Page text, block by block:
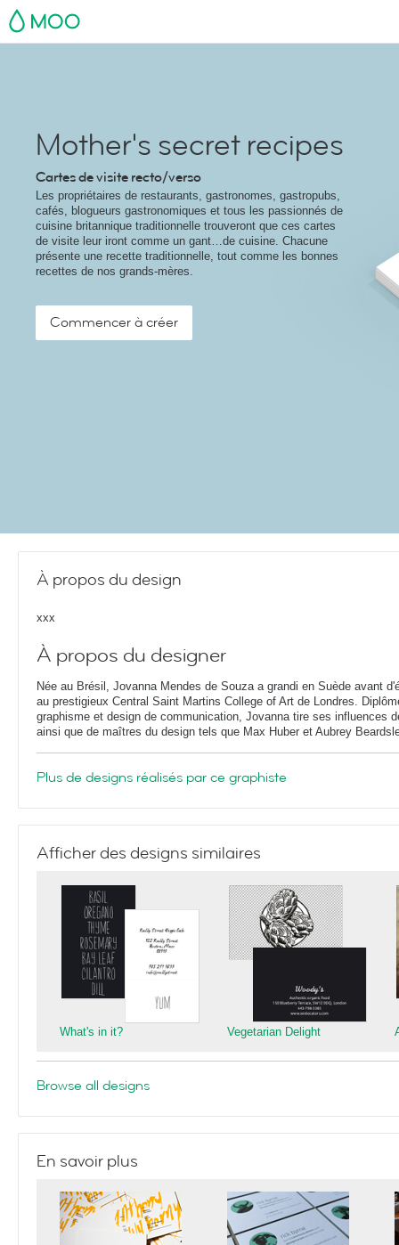
MOO
Mother's secret recipes
Cartes de visite recto/verso
Les propriétaires de restaurants, gastronomes, gastropubs,
cafés, blogueurs gastronomiques et tous les passionnés de
cuisine britannique traditionnelle trouveront que ces cartes
de visite leur iront comme un gant…de cuisine. Chacune
présente une recette traditionnelle, tout comme les bonnes
recettes de nos grands-mères.
Commencer à créer
À propos du design
xxx
À propos du designer
Née au Brésil, Jovanna Mendes de Souza a grandi en Suède avant
au prestigieux Central Saint Martins College of Art de Londres.
graphisme et design de communication, Jovanna tire ses influences
ainsi que de maîtres du design tels que Max Huber et Aubrey
Plus de designs réalisés par ce graphiste
Afficher des designs similaires
What's in it? Vegetarian Delight
Browse all designs
En savoir plus